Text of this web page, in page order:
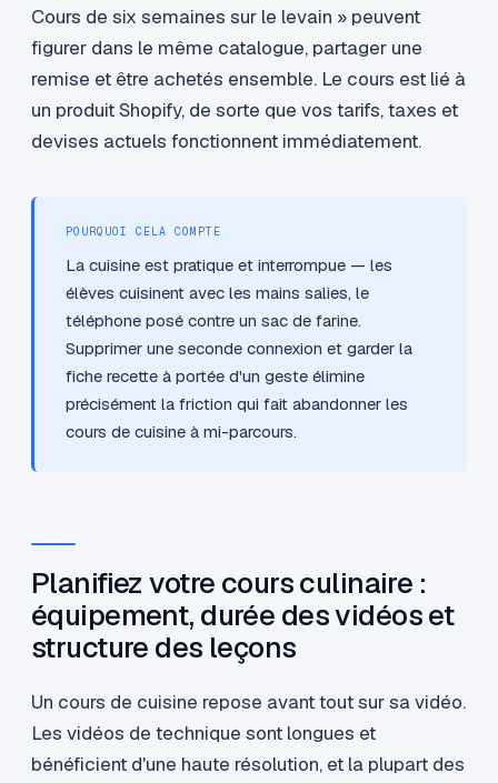
Cours de six semaines sur le levain » peuvent
figurer dans le même catalogue, partager une
remise et être achetés ensemble. Le cours est lié à
un produit Shopify, de sorte que vos tarifs, taxes et
devises actuels fonctionnent immédiatement.
POURQUOI CELA COMPTE
La cuisine est pratique et interrompue — les
élèves cuisinent avec les mains salies, le
téléphone posé contre un sac de farine.
Supprimer une seconde connexion et garder la
fiche recette à portée d'un geste élimine
précisément la friction qui fait abandonner les
cours de cuisine à mi-parcours.
Planifiez votre cours culinaire :
équipement, durée des vidéos et
structure des leçons
Un cours de cuisine repose avant tout sur sa vidéo.
Les vidéos de technique sont longues et
bénéficient d'une haute résolution, et la plupart des